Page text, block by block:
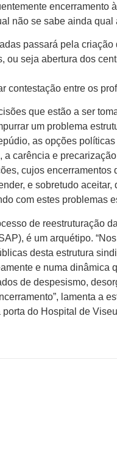
encerramento
não se sabe ainda
passará pela
ou seja abertura dos
contestação entre os
que estão a ser
um problema
as opções
a carência e
cujos
e sobretudo
com estes problemas
de reestruturação
é um arquétipo.
desta estrutura
e numa dinâmica
de despesismo,
lamenta a
do Hospital de